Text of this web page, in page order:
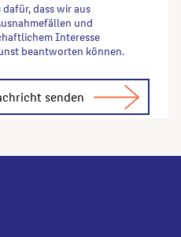
dass wir aus
und
Interesse
beantworten können.